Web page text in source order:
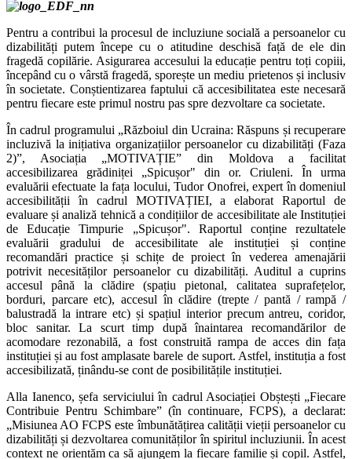
Pentru a contribui la procesul de incluziune socială a persoanelor cu
dizabilități putem începe cu o atitudine deschisă față de ele din
fragedă copilărie. Asigurarea accesului la educație pentru toți copiii,
începând cu o vârstă fragedă, sporește un mediu prietenos și inclusiv
în societate. Conștientizarea faptului că accesibilitatea este necesară
pentru fiecare este primul nostru pas spre dezvoltare ca societate.
În cadrul programului „Războiul din Ucraina: Răspuns și recuperare
incluzivă la inițiativa organizațiilor persoanelor cu dizabilități (Faza
2)”, Asociația „MOTIVAȚIE” din Moldova a facilitat
accesibilizarea grădiniței „Spicușor" din or. Criuleni. În urma
evaluării efectuate la fața locului, Tudor Onofrei, expert în domeniul
accesibilității în cadrul MOTIVAȚIEI, a elaborat Raportul de
evaluare și analiză tehnică a condițiilor de accesibilitate ale Instituției
de Educație Timpurie „Spicușor". Raportul conține rezultatele
evaluării gradului de accesibilitate ale instituției și conține
recomandări practice și schițe de proiect în vederea amenajării
potrivit necesităților persoanelor cu dizabilități. Auditul a cuprins
accesul până la clădire (spațiu pietonal, calitatea suprafețelor,
borduri, parcare etc), accesul în clădire (trepte / pantă / rampă /
balustradă la intrare etc) și spațiul interior precum antreu, coridor,
bloc sanitar. La scurt timp după înaintarea recomandărilor de
acomodare rezonabilă, a fost construită rampa de acces din fața
instituției și au fost amplasate barele de suport. Astfel, instituția a fost
accesibilizată, ținându-se cont de posibilitățile instituției.
Alla Ianenco, șefa serviciului în cadrul Asociației Obștești „Fiecare
Contribuie Pentru Schimbare” (în continuare, FCPS), a declarat:
„Misiunea AO FCPS este îmbunătățirea calității vieții persoanelor cu
dizabilități și dezvoltarea comunităților în spiritul incluziunii. În acest
context ne orientăm ca să ajungem la fiecare familie și copil. Astfel,